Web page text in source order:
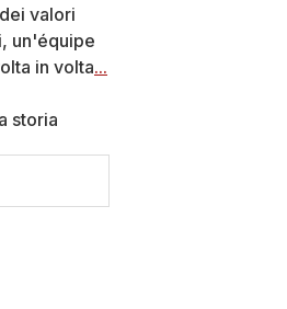
valori
un'équipe
in volta...
storia